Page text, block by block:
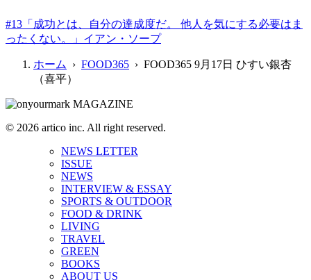
#13「成功とは、自分の達成度だ。 他人を気にする必要はま
ったくない。」イアン・ソープ
ホーム › FOOD365 › FOOD365 9月17日 ひすい銀杏
（喜平）
© 2026 artico inc. All right reserved.
NEWS LETTER
ISSUE
NEWS
INTERVIEW & ESSAY
SPORTS & OUTDOOR
FOOD & DRINK
LIVING
TRAVEL
GREEN
BOOKS
ABOUT US